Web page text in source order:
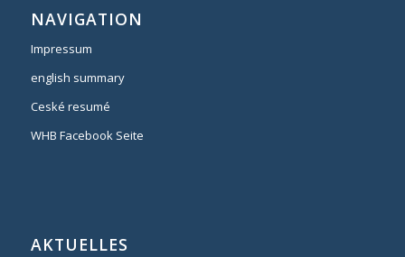
NAVIGATION
Impressum
english summary
Ceské resumé
WHB Facebook Seite
AKTUELLES